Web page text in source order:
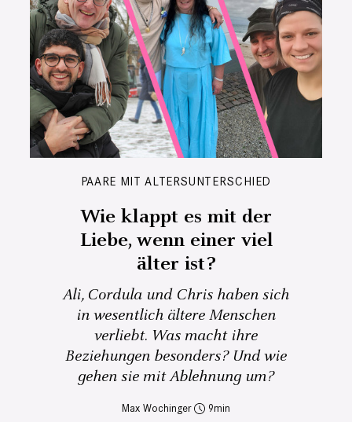
PAARE MIT ALTERSUNTERSCHIED
Wie klappt es mit der
Liebe, wenn einer viel
älter ist?
Ali, Cordula und Chris haben sich
in wesentlich ältere Menschen
verliebt. Was macht ihre
Beziehungen besonders? Und wie
gehen sie mit Ablehnung um?
Max Wochinger 9